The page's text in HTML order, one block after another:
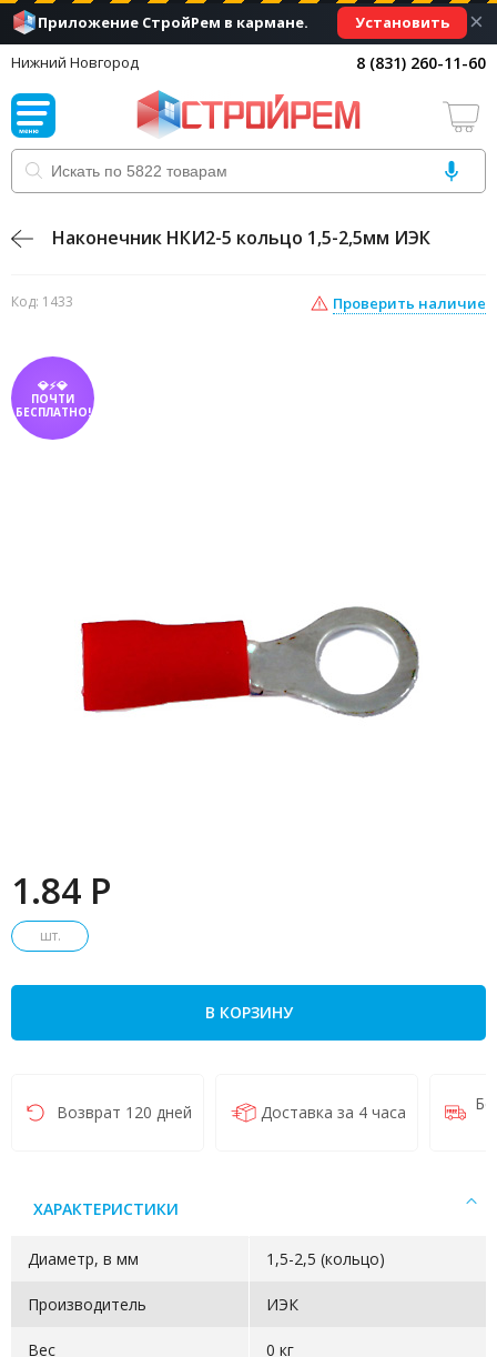
Приложение СтройРем в кармане. Установить ×
Нижний Новгород 8 (831) 260-11-60
Наконечник НКИ2-5 кольцо 1,5-2,5мм ИЭК
Код: 1433 Проверить наличие
💎⚡💎
ПОЧТИ
БЕСПЛАТНО!
1.84 P
шт.
В КОРЗИНУ
Возврат 120 дней Доставка за 4 часа
ХАРАКТЕРИСТИКИ
Диаметр, в мм 1,5-2,5 (кольцо)
Производитель ИЭК
Вес 0 кг